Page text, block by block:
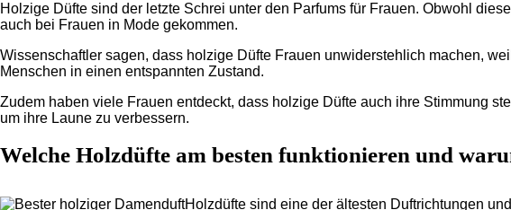
Holzige Düfte sind der letzte Schrei unter den Parfums für Frauen. Obwohl
auch bei Frauen in Mode gekommen.
Wissenschaftler sagen, dass holzige Düfte Frauen unwiderstehlich machen,
Menschen in einen entspannten Zustand.
Zudem haben viele Frauen entdeckt, dass holzige Düfte auch ihre Stimmung
um ihre Laune zu verbessern.
Welche Holzdüfte am besten funktionieren und
Holzdüfte sind eine der ältesten Duftrichtungen